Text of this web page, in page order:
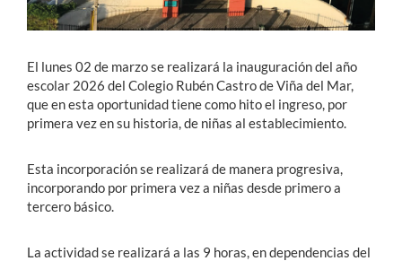
El lunes 02 de marzo se realizará la inauguración del año
escolar 2026 del Colegio Rubén Castro de Viña del Mar,
que en esta oportunidad tiene como hito el ingreso, por
primera vez en su historia, de niñas al establecimiento.
Esta incorporación se realizará de manera progresiva,
incorporando por primera vez a niñas desde primero a
tercero básico.
La actividad se realizará a las 9 horas, en dependencias del